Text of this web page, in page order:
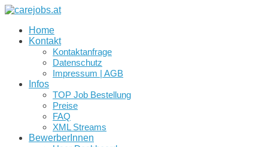
Home
Kontakt
Kontaktanfrage
Datenschutz
Impressum | AGB
Infos
TOP Job Bestellung
Preise
FAQ
XML Streams
BewerberInnen